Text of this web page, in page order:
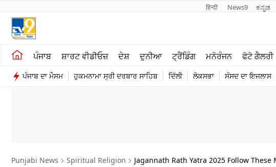
हिन्दी News9 ಕನ್ನಡ
ਪੰਜਾਬ ਸ਼ਾਰਟ ਵੀਡੀਓਜ਼ ਦੇਸ਼ ਦੁਨੀਆ ਟ੍ਰੈਂਡਿੰਗ ਮਨੋਰੰਜਨ ਫੋਟੋ ਗੈਲਰੀ
ਪੰਜਾਬ ਦਾ ਮੌਸਮ ਹੁਕਮਨਾਮਾ ਸ੍ਰੀ ਦਰਬਾਰ ਸਾਹਿਬ ਦਿੱਲੀ ਲੋਕਸਭਾ ਸੰਸਦ ਦਾ ਇਜਲਾਸ
ਖੇਤੀਬਾੜੀ
ਸ਼ਾਰਟ ਵੀਡੀਓਜ਼
ਮਨੋਰੰਜਨ
Punjabi News Spiritual Religion Jagannath Rath Yatra 2025 Follow